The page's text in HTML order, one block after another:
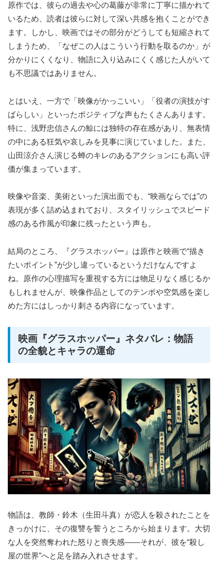
原作では、彼らの過去や心の葛藤が非常に丁寧に描かれて
いるため、読者は彼らに対して深い共感を抱くことができ
ます。しかし、映画ではその部分がどうしても短縮されて
しまうため、「なぜこの人はこういう行動を取るのか」が
分かりにくくなり、物語に入り込みにくく感じた人がいて
も不思議ではありません。
とはいえ、一方で「映像がかっこいい」「役者の演技がす
ばらしい」といったポジティブな声もたくさんあります。
特に、浅野忠信さんの鯨には独特の存在感があり、無表情
の中にある狂気や哀しみを見事に演じていました。また、
山田涼介さん演じる蝉のキレのあるアクションにも高い評
価が集まっています。
映像や音楽、美術といった演出面でも、“映画ならでは”の
表現が多く詰め込まれており、スタイリッシュでスピード
感のある作風が印象に残ったという声も。
結局のところ、『グラスホッパー』は原作と映画で“描き
たいポイント”が少し違っているというだけなんですよ
ね。原作の心理描写を重視する方には物足りなく感じるか
もしれませんが、映像作品としてのテンポや空気感を楽し
めた方にはしっかり刺さる内容になっています。
映画『グラスホッパー』ネタバレ：物語
の全貌とキャラの運命
物語は、教師・鈴木（生田斗真）が恋人を殺されたことを
きっかけに、その復讐を誓うところから始まります。大切
な人を突然奪われた怒りと喪失感——それが、彼を“殺し
屋の世界”へと足を踏み入れさせます。